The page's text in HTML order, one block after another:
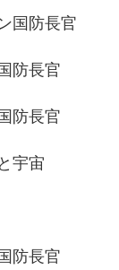
国防長官
防長官
防長官
宇宙
防長官